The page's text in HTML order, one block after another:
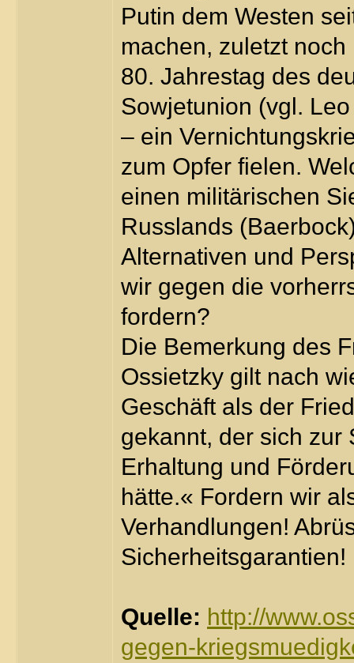
Putin dem Westen
machen, zuletzt
80. Jahrestag des
Sowjetunion (vgl.
– ein
zum Opfer fielen.
einen militärischen
Russlands
Alternativen und
wir gegen die
fordern?
Die Bemerkung des
Ossietzky gilt nach
Geschäft als der
gekannt, der sich zur
Erhaltung und
hätte.« Fordern wir
Verhandlungen!
Sicherheitsgarantien!
Quelle: http://
gegen-